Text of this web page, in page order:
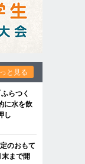
と見る
らつく
に水を飲
し
のおもて
まで開